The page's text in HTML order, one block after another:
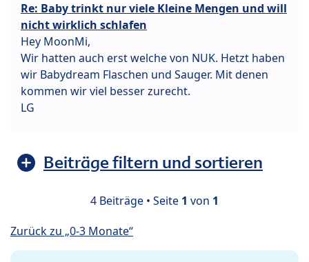
Re: Baby trinkt nur viele Kleine Mengen und will
nicht wirklich schlafen
Hey MoonMi,
Wir hatten auch erst welche von NUK. Hetzt haben
wir Babydream Flaschen und Sauger. Mit denen
kommen wir viel besser zurecht.
LG
Beiträge filtern und sortieren
4 Beiträge • Seite 1 von 1
Zurück zu „0-3 Monate“